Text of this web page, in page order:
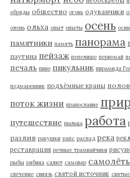
обряды общество огонь одуванчики
олень ольха опыт опыты осень
памятники память панорама
паутина пейзаж пепелище первомай
печаль пиво пикульник пирамида
подмаренник подъёмные краны
поток жизни православие
путешествие пыльца работа
разлив ракушки рапс распад река
реставрация речные трамвайчики
рыбы рябина салют самовар
свечение свиязь святой источник